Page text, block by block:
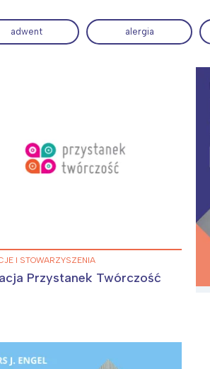
adwent alergia
I STOWARZYSZENIA
Przystanek Twórczość